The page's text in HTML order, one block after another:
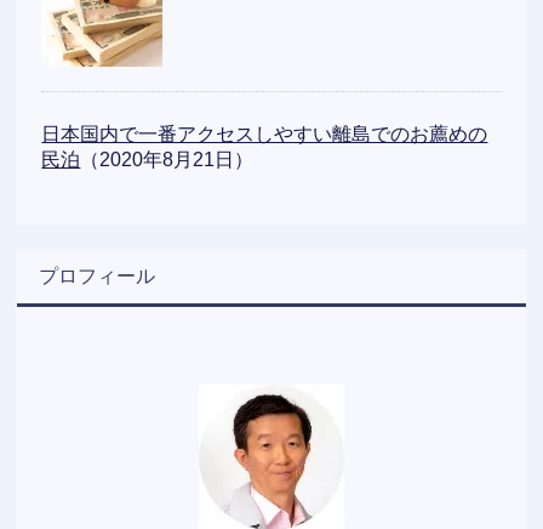
日本国内で一番アクセスしやすい離島でのお薦めの
民泊 （2020年8月21日）
プロフィール